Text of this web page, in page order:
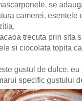
se
camerei, esentele
trecuta prin sita
si ciocolata topita
gustul de dulce,
specific gustului